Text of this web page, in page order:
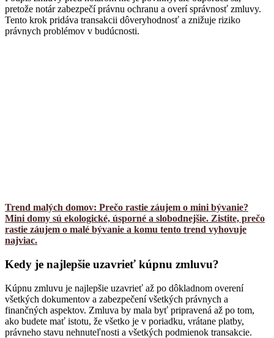
pretože notár zabezpečí právnu ochranu a overí správnosť zmluvy.
Tento krok pridáva transakcii dôveryhodnosť a znižuje riziko
právnych problémov v budúcnosti.
Trend malých domov: Prečo rastie záujem o mini bývanie?
Mini domy sú ekologické, úsporné a slobodnejšie. Zistite, prečo
rastie záujem o malé bývanie a komu tento trend vyhovuje
najviac.
Kedy je najlepšie uzavrieť kúpnu zmluvu?
Kúpnu zmluvu je najlepšie uzavrieť až po dôkladnom overení
všetkých dokumentov a zabezpečení všetkých právnych a
finančných aspektov. Zmluva by mala byť pripravená až po tom,
ako budete mať istotu, že všetko je v poriadku, vrátane platby,
právneho stavu nehnuteľnosti a všetkých podmienok transakcie.